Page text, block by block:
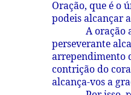
Oração, que é o
podeis alcançar
A oração
perseverante
arrependimento
contrição do
alcança-vos a